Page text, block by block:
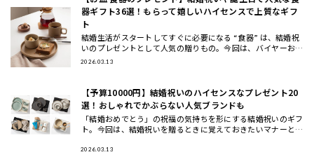
器ギフト36選！もらって嬉しいハイセンスで上質なギフ
ト
結婚生活がスタートしてすぐに必要になる “食器” は、結婚祝
いのプレゼントとして人気の贈りもの。今回は、バイヤーおす
すめの食器ギフトをご紹介します。大切な方に喜んでもらえる
2026.03.13
【予算10000円】結婚祝いのハイセンスなプレゼント20
選！おしゃれでかぶらない人気ブランドも
「結婚おめでとう」の祝福の気持ちを形にする結婚祝いのギフ
ト。今回は、結婚祝いを贈るときに覚えておきたいマナーと、
すめのギフト
2026.03.13